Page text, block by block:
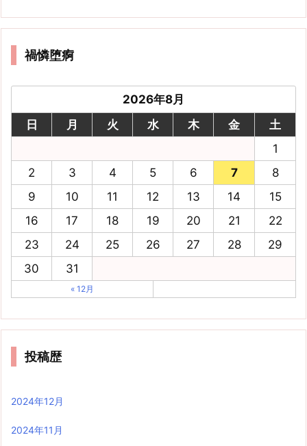
禍憐堕痾
2026年8月
日
月 火 水 木 金
土
1
2
3 4 5 6 7
8
9
10 11 12 13 14
15
16
17 18 19 20 21
22
23
24 25 26 27 28
29
30
31
« 12月
投稿歴
2024年12月
2024年11月